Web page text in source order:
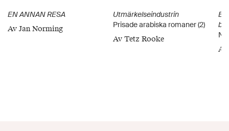
EN ANNAN RESA
Av Jan Norming
Utmärkelseindustrin
Prisade arabiska romaner (2)
Av Tetz Rooke
En
Av